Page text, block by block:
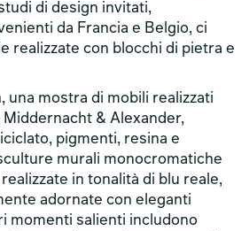
di design invitati,
da Francia e Belgio, ci
realizzate con blocchi di pietra e
una mostra di mobili realizzati
Middernacht & Alexander,
pigmenti, resina e
murali monocromatiche
in tonalità di blu reale,
adornate con eleganti
momenti salienti includono